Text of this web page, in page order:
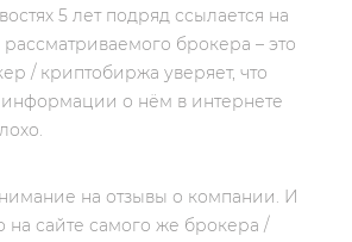
5 лет подряд ссылается на
брокера – это
/ криптобиржа уверяет, что
информации о нём в интернете
на отзывы о компании. И
на сайте самого же брокера /